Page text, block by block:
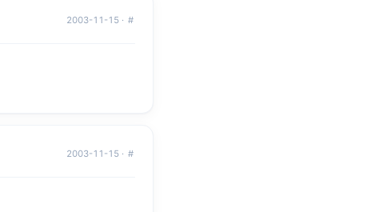
2003-11-15 · #
2003-11-15 · #